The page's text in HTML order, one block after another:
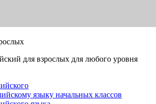
для взрослых для любого уровня
языку начальных классов